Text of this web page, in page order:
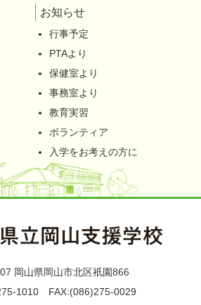
お知らせ
行事予定
PTAより
保健室より
事務室より
教育実習
ボランティア
入学をお考えの方に
岡山県岡山市北区祇園866
1010 FAX:(086)275-0029